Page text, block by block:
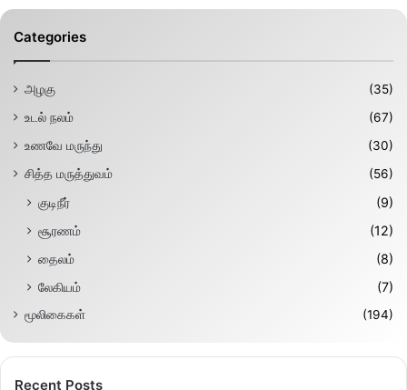
Categories
அழகு
(35)
உடல் நலம்
(67)
உணவே மருந்து
(30)
சித்த மருத்துவம்
(56)
குடிநீர்
(9)
சூரணம்
(12)
தைலம்
(8)
லேகியம்
(7)
மூலிகைகள் (194)
Recent Posts